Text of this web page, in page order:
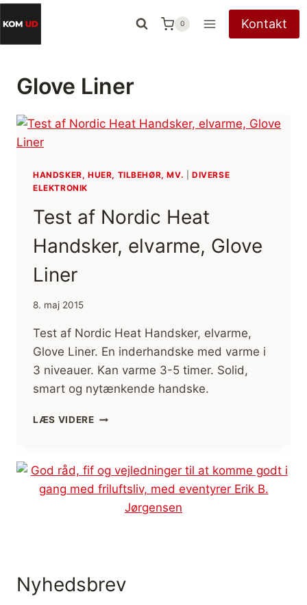
Fortsæt
til
indhold
0 Kontakt
Glove Liner
HANDSKER, HUER, TILBEHØR, MV. |DIVERSE
ELEKTRONIK
Test af Nordic Heat
Handsker, elvarme, Glove
Liner
8. maj 2015
Test af Nordic Heat Handsker, elvarme,
Glove Liner. En inderhandske med varme i
3 niveauer. Kan varme 3-5 timer. Solid,
smart og nytænkende handske.
LÆS VIDERETEST
HANDSKER,
ELVARME,
Nyhedsbrev